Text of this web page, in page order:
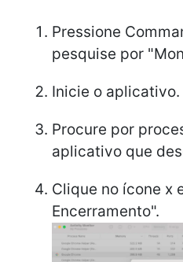
Pressione
pesquise por
Inicie o aplicativo.
Procure por
aplicativo que
Clique no ícone x
Encerramento".